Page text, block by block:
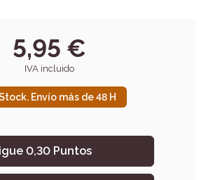
5,95 €
IVA incluido
Envío más de 48 H
0,30 Puntos